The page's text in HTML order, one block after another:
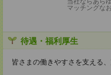
マッチングな
待遇・福利厚生
皆さまの働きやすさを支える